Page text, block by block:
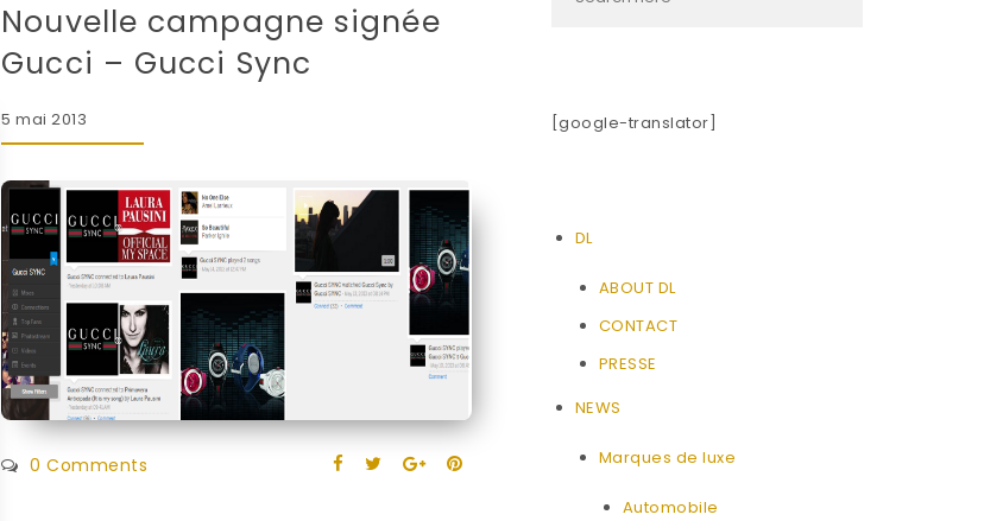
Nouvelle campagne signée
Gucci – Gucci Sync
5 mai 2013
0 Comments
[google-translator]
DL
ABOUT DL
CONTACT
PRESSE
NEWS
Marques de luxe
Automobile